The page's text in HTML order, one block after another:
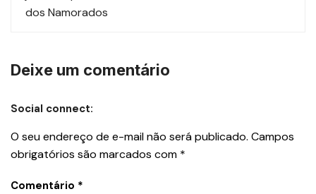
dos Namorados
Deixe um comentário
Social connect:
O seu endereço de e-mail não será publicado. Campos
obrigatórios são marcados com *
Comentário *